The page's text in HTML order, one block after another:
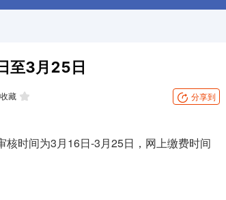
至3月25日
收藏 分享到
核时间为3月16日-3月25日，网上缴费时间